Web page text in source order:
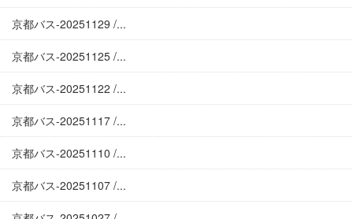
京都バス-20251129 /...
京都バス-20251125 /...
京都バス-20251122 /...
京都バス-20251117 /...
京都バス-20251110 /...
京都バス-20251107 /...